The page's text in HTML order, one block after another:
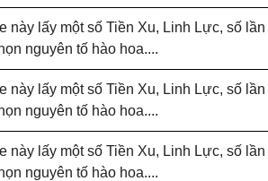
này lấy một số Tiền Xu, Linh Lực, số lần
nguyên tố hào hoa....
này lấy một số Tiền Xu, Linh Lực, số lần
nguyên tố hào hoa....
này lấy một số Tiền Xu, Linh Lực, số lần
nguyên tố hào hoa....